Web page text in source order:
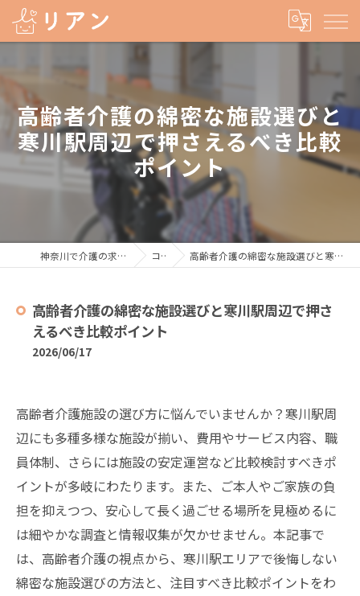
高齢者介護の綿密な施設選びと
寒川駅周辺で押さえるべき比較
ポイント
神奈川で介護の求人なら株式会社リアン コラム 高齢者介護の綿密な施設選びと寒川駅周辺で押さえるべき比較ポイント
高齢者介護の綿密な施設選びと寒川駅周辺で押さ
えるべき比較ポイント
2026/06/17
高齢者介護施設の選び方に悩んでいませんか？寒川駅周
辺にも多種多様な施設が揃い、費用やサービス内容、職
員体制、さらには施設の安定運営など比較検討すべきポ
イントが多岐にわたります。また、ご本人やご家族の負
担を抑えつつ、安心して長く過ごせる場所を見極めるに
は細やかな調査と情報収集が欠かせません。本記事で
は、高齢者介護の視点から、寒川駅エリアで後悔しない
綿密な施設選びの方法と、注目すべき比較ポイントをわ